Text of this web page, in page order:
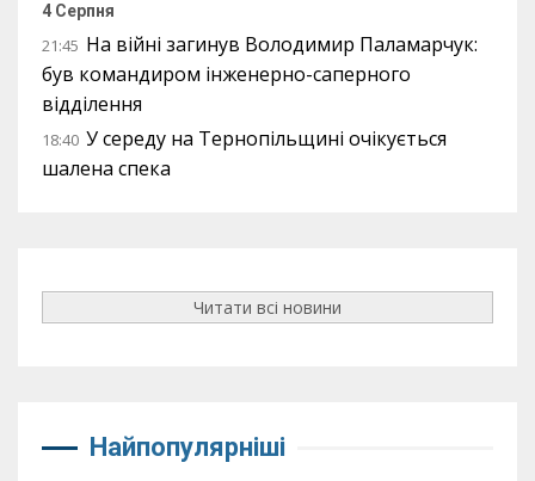
4 Серпня
21:45 На війні загинув Володимир Паламарчук:
був командиром інженерно-саперного
відділення
18:40 У середу на Тернопільщині очікується
шалена спека
Читати всі новини
Найпопулярніші